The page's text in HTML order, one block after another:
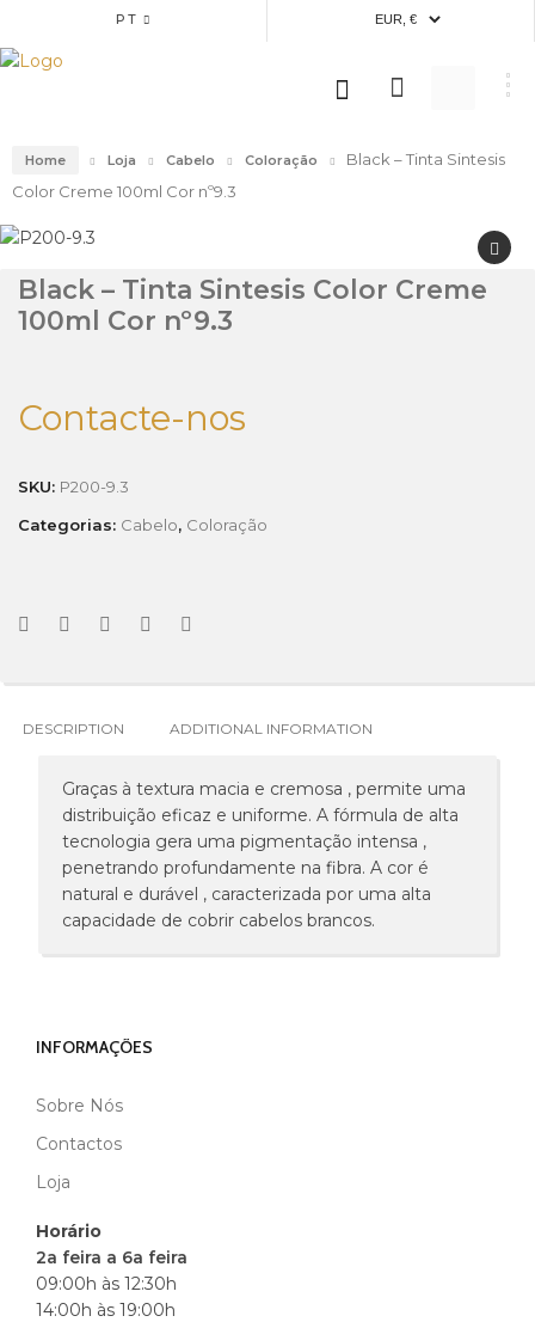
PT
Home Loja Cabelo Coloração
Black – Tinta Sintesis
Color Creme 100ml Cor nº9.3
Black – Tinta Sintesis Color Creme
100ml Cor nº9.3
Contacte-nos
SKU: P200-9.3
Categorias: Cabelo, Coloração
DESCRIPTION ADDITIONAL INFORMATION
Graças à textura macia e cremosa , permite uma
distribuição eficaz e uniforme. A fórmula de alta
tecnologia gera uma pigmentação intensa ,
penetrando profundamente na fibra. A cor é
natural e durável , caracterizada por uma alta
capacidade de cobrir cabelos brancos.
MARCA
INFORMAÇÕES
Sobre Nós
Contactos
Loja
Horário
2a feira a 6a feira
09:00h às 12:30h
14:00h às 19:00h